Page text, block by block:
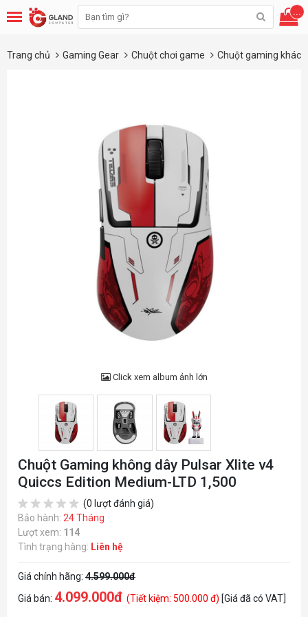
...
Trang chủ Gaming Gear Chuột chơi game Chuột gaming khác
Click xem album ảnh lớn
Chuột Gaming không dây Pulsar Xlite v4
Quiccs Edition Medium-LTD 1,500
(0 lượt đánh giá)
Bảo hành: 24 Tháng
Lượt xem: 114
Tình trạng hàng: Liên hệ
Giá chính hãng: 4.599.000đ
Giá bán: 4.099.000đ (Tiết kiệm: 500.000 đ) [Giá đã có VAT]